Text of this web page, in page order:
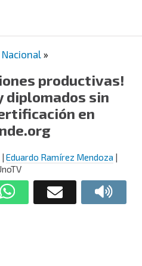
Nacional »
productivas!
diplomados sin
en
| Eduardo Ramírez Mendoza |